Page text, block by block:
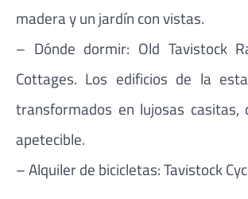
madera y un jardín con vistas.
– Dónde dormir: Old Tavistock
Cottages. Los edificios de la
transformados en lujosas casitas,
apetecible.
– Alquiler de bicicletas: Tavistock